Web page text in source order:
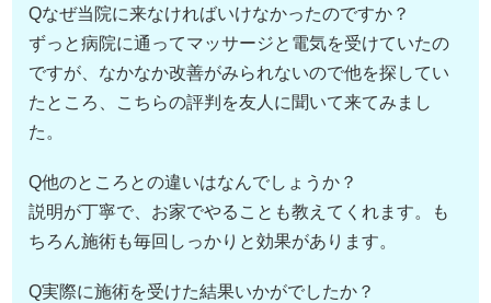
Qなぜ当院に来なければいけなかったのですか？
ずっと病院に通ってマッサージと電気を受けていたの
ですが、なかなか改善がみられないので他を探してい
たところ、こちらの評判を友人に聞いて来てみまし
た。
Q他のところとの違いはなんでしょうか？
説明が丁寧で、お家でやることも教えてくれます。も
ちろん施術も毎回しっかりと効果があります。
Q実際に施術を受けた結果いかがでしたか？